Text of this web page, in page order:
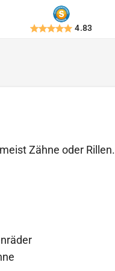
4.83
Zähne oder Rillen.